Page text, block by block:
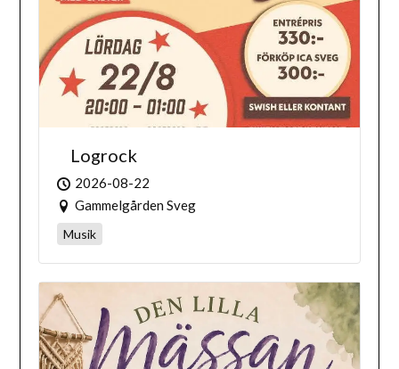
Logrock
2026-08-22
Gammelgården Sveg
Musik